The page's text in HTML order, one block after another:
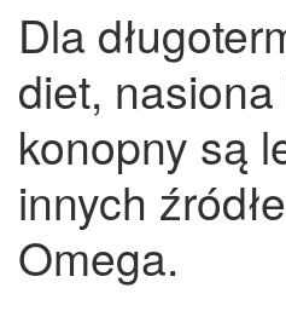
Dla
diet,
konopny są
innych
Omega.